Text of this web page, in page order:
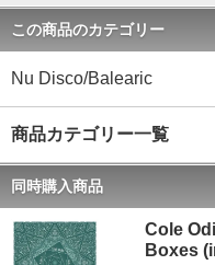
この商品のカテゴリー
Nu Disco/Balearic
商品カテゴリー一覧
同時購入商品
Cole
Boxes